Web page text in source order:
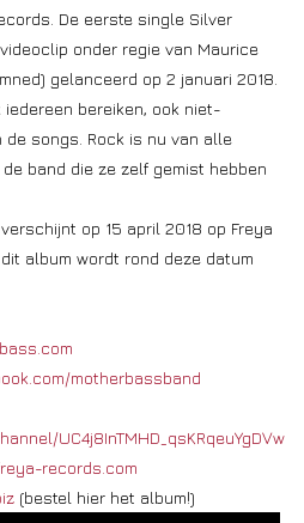
De eerste single Silver
onder regie van Maurice
gelanceerd op 2 januari 2018.
iedereen bereiken, ook niet-
songs. Rock is nu van alle
band die ze zelf gemist hebben
op 15 april 2018 op Freya
album wordt rond deze datum
motherbassband
UC4j8InTMHD_qsKRqeuYgDVw
records.com
(bestel hier het album!)